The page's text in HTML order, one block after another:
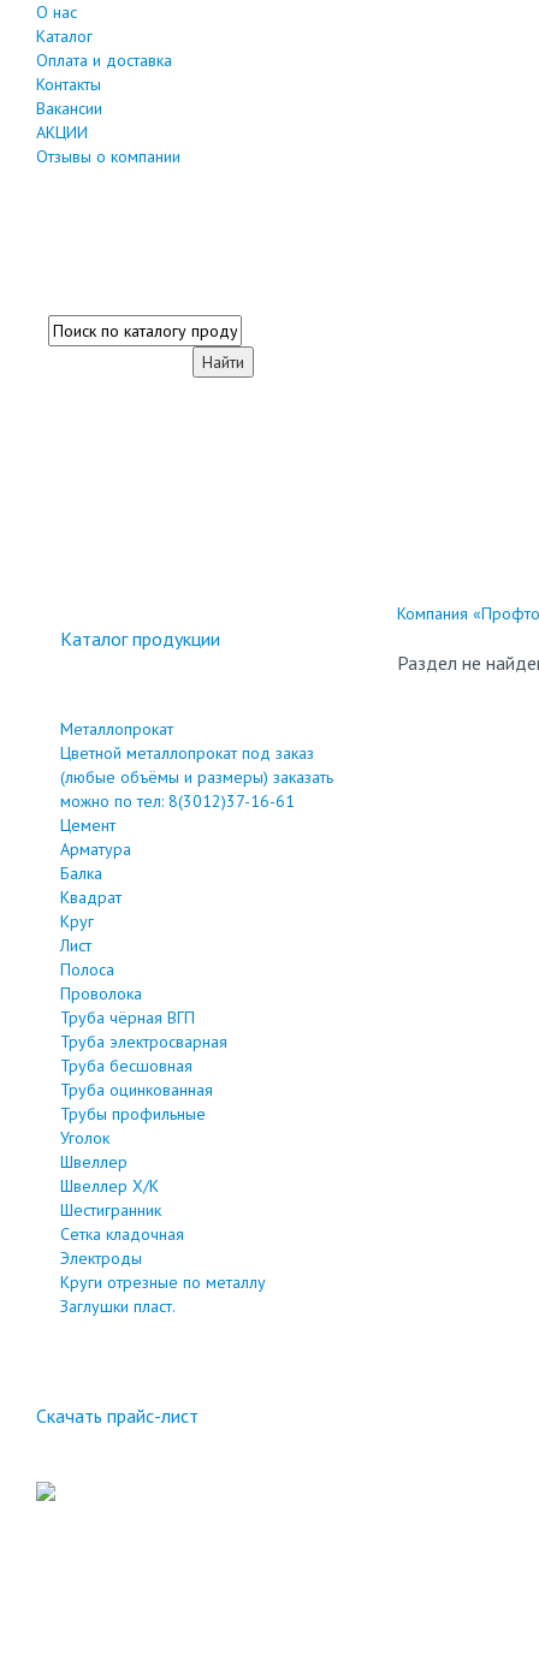
О нас
Каталог
Оплата и доставка
Контакты
Вакансии
АКЦИИ
Отзывы о компании
Каталог продукции
Металлопрокат
Цветной металлопрокат под заказ
(любые объёмы и размеры) заказать
можно по тел: 8(3012)37-16-61
Цемент
Арматура
Балка
Квадрат
Круг
Лист
Полоса
Проволока
Труба чёрная ВГП
Труба электросварная
Труба бесшовная
Труба оцинкованная
Трубы профильные
Уголок
Швеллер
Швеллер Х/К
Шестигранник
Сетка кладочная
Электроды
Круги отрезные по металлу
Заглушки пласт.
Скачать прайс-лист
Компания
Раздел не